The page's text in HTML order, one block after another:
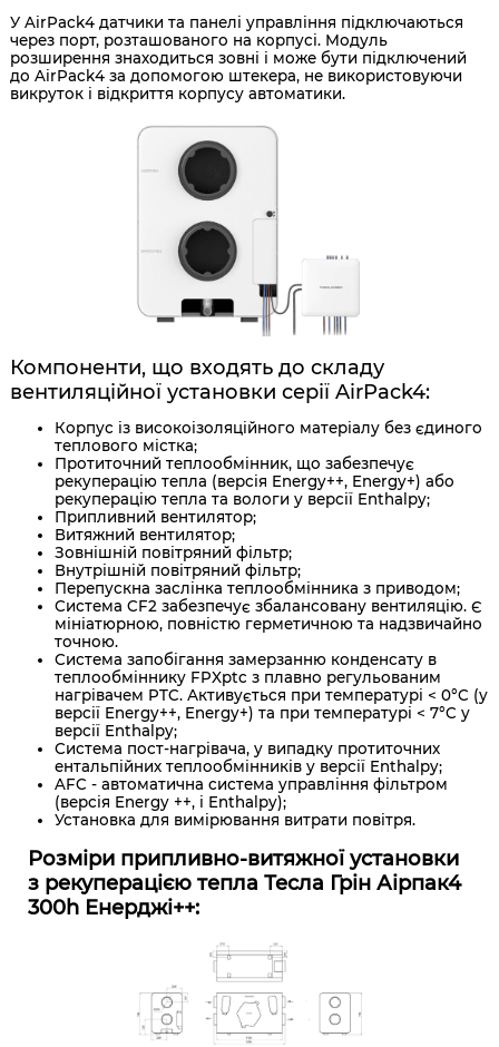
У AirPack4 датчики та панелі управління підключаються
через порт, розташованого на корпусі. Модуль
розширення знаходиться зовні і може бути підключений
до AirPack4 за допомогою штекера, не використовуючи
викруток і відкриття корпусу автоматики.
Компоненти, що входять до складу
вентиляційної установки серії AirPack4:
Корпус із високоізоляційного матеріалу без єдиного
теплового містка;
Протиточний теплообмінник, що забезпечує
рекуперацію тепла (версія Energy++, Energy+) або
рекуперацію тепла та вологи у версії Enthalpy;
Припливний вентилятор;
Витяжний вентилятор;
Зовнішній повітряний фільтр;
Внутрішній повітряний фільтр;
Перепускна заслінка теплообмінника з приводом;
Система CF2 забезпечує збалансовану вентиляцію. Є
мініатюрною, повністю герметичною та надзвичайно
точною.
Система запобігання замерзанню конденсату в
теплообміннику FPXptc з плавно регульованим
нагрівачем PTC. Активується при температурі < 0°C (у
версії Energy++, Energy+) та при температурі < 7°C у
версії Enthalpy;
Система пост-нагрівача, у випадку протиточних
ентальпійних теплообмінників у версії Enthalpy;
AFC - автоматична система управління фільтром
(версія Energy ++, і Enthalpy);
Установка для вимірювання витрати повітря.
Розміри припливно-витяжної установки
з рекуперацією тепла Тесла Грін Аірпак4
300h Енерджі++: